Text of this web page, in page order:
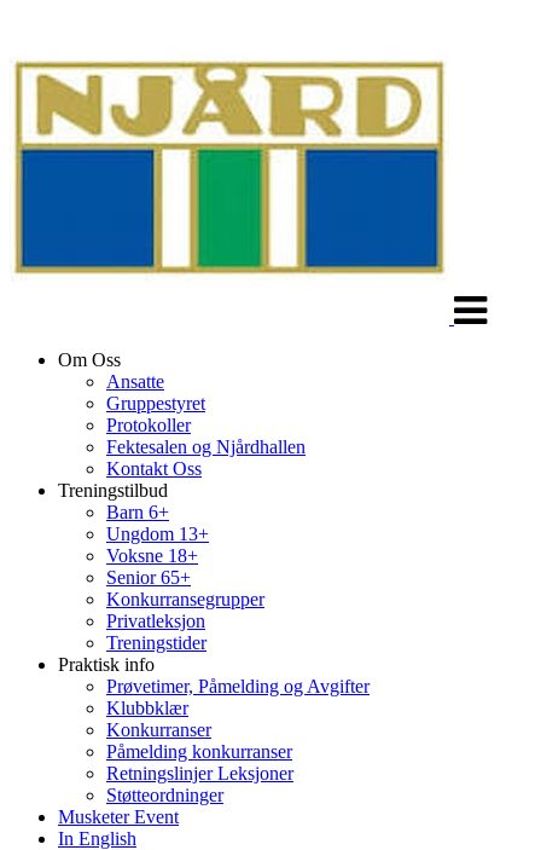
Om Oss
Ansatte
Gruppestyret
Protokoller
Fektesalen og Njårdhallen
Kontakt Oss
Treningstilbud
Barn 6+
Ungdom 13+
Voksne 18+
Senior 65+
Konkurransegrupper
Privatleksjon
Treningstider
Praktisk info
Prøvetimer, Påmelding og Avgifter
Klubbklær
Konkurranser
Påmelding konkurranser
Retningslinjer Leksjoner
Støtteordninger
Musketer Event
In English